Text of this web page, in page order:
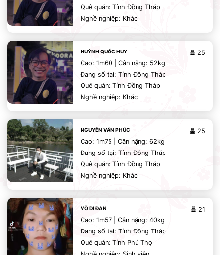
Quê quán: Tỉnh Đồng Tháp
Nghề nghiệp: Khác
25
HUỲNH QUỐC HUY
Cao: 1m60 | Cân nặng: 52kg
Đang số tại: Tỉnh Đồng Tháp
Quê quán: Tỉnh Đồng Tháp
Nghề nghiệp: Khác
25
NGUYỄN VĂN PHÚC
Cao: 1m75 | Cân nặng: 62kg
Đang số tại: Tỉnh Đồng Tháp
Quê quán: Tỉnh Đồng Tháp
Nghề nghiệp: Khác
21
VÕ DI ĐAN
Cao: 1m57 | Cân nặng: 40kg
Đang số tại: Tỉnh Đồng Tháp
Quê quán: Tỉnh Phú Thọ